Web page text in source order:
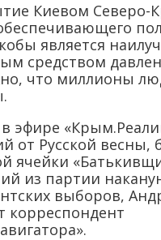
Киевом Северо-
является
средством
что миллионы
эфире
от Русской весны,
ячейки
из партии
выборов,
корреспондент